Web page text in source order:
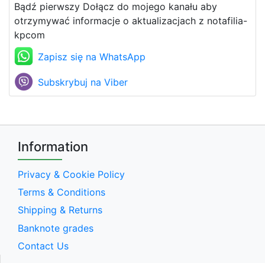
Bądź pierwszy Dołącz do mojego kanału aby
otrzymywać informacje o aktualizacjach z notafilia-
kpcom
Zapisz się na WhatsApp
Subskrybuj na Viber
Information
Privacy & Cookie Policy
Terms & Conditions
Shipping & Returns
Banknote grades
Contact Us